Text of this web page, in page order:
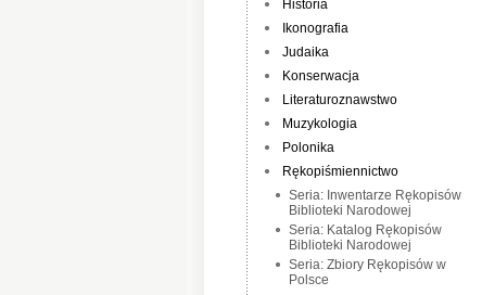
Historia
Ikonografia
Judaika
Konserwacja
Literaturoznawstwo
Muzykologia
Polonika
Rękopiśmiennictwo
Seria: Inwentarze Rękopisów
Biblioteki Narodowej
Seria: Katalog Rękopisów
Biblioteki Narodowej
Seria: Zbiory Rękopisów w
Polsce